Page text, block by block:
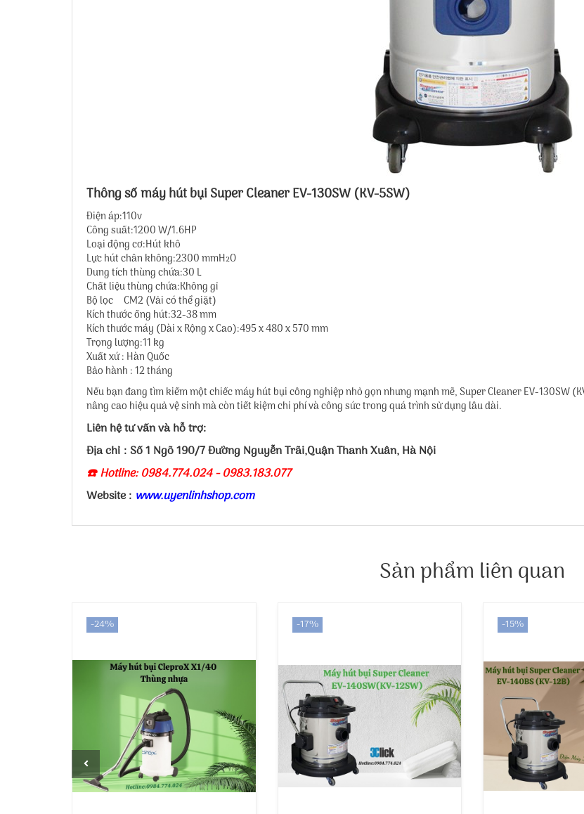
Thông số máy hút bụi Super Cleaner EV-130SW (KV-5SW)
Điện áp:110v
Công suất:1200 W/1.6HP
Loại động cơ:Hút khô
Lực hút chân không:2300 mmH₂O
Dung tích thùng chứa:30 L
Chất liệu thùng chứa:Không gỉ
Bộ lọc CM2 (Vải có thể giặt)
Kích thước ống hút:32-38 mm
Kích thước máy (Dài x Rộng x Cao):495 x 480 x 570 mm
Trọng lượng:11 kg
Xuất xứ : Hàn Quốc
Bảo hành : 12 tháng
Nếu bạn đang tìm kiếm một chiếc máy hút bụi công nghiệp nhỏ gọn nhưng mạnh mẽ, Super Cleaner EV-130SW
nâng cao hiệu quả vệ sinh mà còn tiết kiệm chi phí và công sức trong quá trình sử dụng lâu dài.
Liên hệ tư vấn và hỗ trợ:
Địa chỉ : Số 1 Ngõ 190/7 Đường Nguyễn Trãi,Quận Thanh Xuân, Hà Nội
☎️ Hotline: 0984.774.024 - 0983.183.077
Website : www.uyenlinhshop.com
Sản phẩm liên quan
-24% -17% -15%